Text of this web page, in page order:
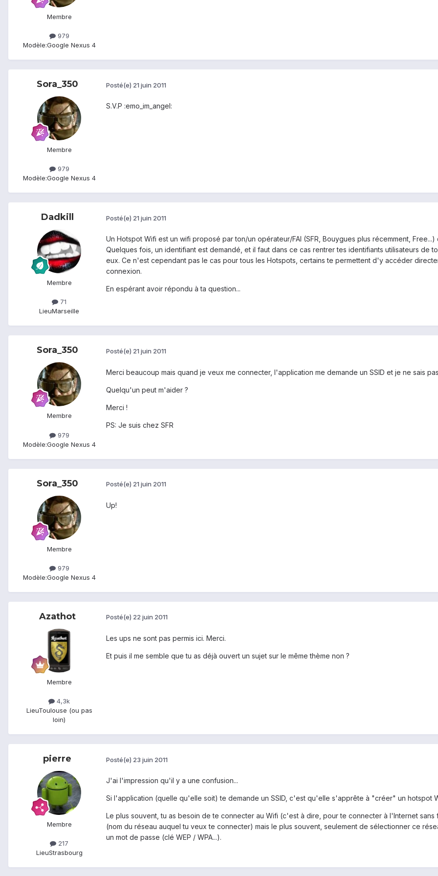
Membre
979
Modèle:Google Nexus 4
Sora_350
Membre
979
Modèle:Google Nexus 4
Posté(e) 21 juin 2011
S.V.P :emo_im_angel:
Dadkill
Membre
71
LieuMarseille
Posté(e) 21 juin 2011
Un Hotspot Wifi est un wifi proposé par ton/un opérateur/FAI (SFR, Bouygues plus récemment,
Quelques fois, un identifiant est demandé, et il faut dans ce cas rentrer tes identifiants utilisateurs de
eux. Ce n'est cependant pas le cas pour tous les Hotspots, certains te permettent d'y accéder
connexion.
En espérant avoir répondu à ta question...
Sora_350
Membre
979
Modèle:Google Nexus 4
Posté(e) 21 juin 2011
Merci beaucoup mais quand je veux me connecter, l'application me demande un SSID et je ne sais
Quelqu'un peut m'aider ?
Merci !
PS: Je suis chez SFR
Sora_350
Membre
979
Modèle:Google Nexus 4
Posté(e) 21 juin 2011
Up!
Azathot
Membre
4,3k
LieuToulouse (ou pas
loin)
Posté(e) 22 juin 2011
Les ups ne sont pas permis ici. Merci.
Et puis il me semble que tu as déjà ouvert un sujet sur le même thème non ?
pierre
Membre
217
LieuStrasbourg
Posté(e) 23 juin 2011
J'ai l'impression qu'il y a une confusion...
Si l'application (quelle qu'elle soit) te demande un SSID, c'est qu'elle s'apprête à "créer" un hotspot
Le plus souvent, tu as besoin de te connecter au Wifi (c'est à dire, pour te connecter à l'Internet
(nom du réseau auquel tu veux te connecter) mais le plus souvent, seulement de sélectionner ce
un mot de passe (clé WEP / WPA...).